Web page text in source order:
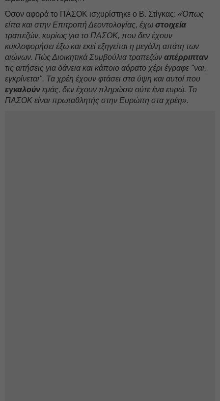
Όσον αφορά το ΠΑΣΟΚ ισχυρίστηκε ο Β. Στίγκας: «Όπως
είπα και στην Επιτροπή Δεοντολογίας, έχω στοιχεία
τραπεζών, κυρίως για το ΠΑΣΟΚ, που δεν έχουν
κυκλοφορήσει έξω και εκεί εξηγείται η μεγάλη απάτη των
αιώνων. Πώς Διοικητικά Συμβούλια τραπεζών απέρριπταν
τις αιτήσεις για δάνεια και κάποιο αόρατο χέρι έγραφε "ναι,
εγκρίνεται". Τα χρέη έχουν φτάσει στα ύψη και αυτοί που
εγκαλούν εμάς, δεν έχουν πληρώσει ούτε ένα ευρώ. Το
ΠΑΣΟΚ είναι πρωταθλητής στην Ευρώπη στα χρέη».